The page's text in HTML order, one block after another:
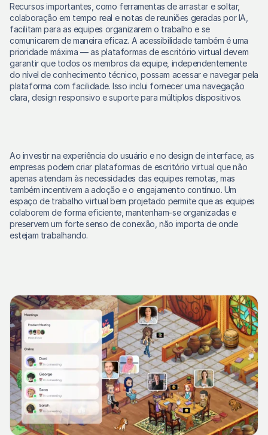
Recursos importantes, como ferramentas de arrastar e soltar,
colaboração em tempo real e notas de reuniões geradas por IA,
facilitam para as equipes organizarem o trabalho e se
comunicarem de maneira eficaz. A acessibilidade também é uma
prioridade máxima — as plataformas de escritório virtual devem
garantir que todos os membros da equipe, independentemente
do nível de conhecimento técnico, possam acessar e navegar pela
plataforma com facilidade. Isso inclui fornecer uma navegação
clara, design responsivo e suporte para múltiplos dispositivos.
Ao investir na experiência do usuário e no design de interface, as
empresas podem criar plataformas de escritório virtual que não
apenas atendam às necessidades das equipes remotas, mas
também incentivem a adoção e o engajamento contínuo. Um
espaço de trabalho virtual bem projetado permite que as equipes
colaborem de forma eficiente, mantenham-se organizadas e
preservem um forte senso de conexão, não importa de onde
estejam trabalhando.